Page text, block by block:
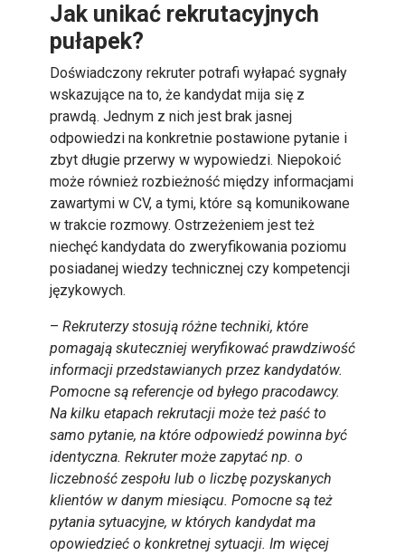
Jak unikać rekrutacyjnych
pułapek?
Doświadczony rekruter potrafi wyłapać sygnały
wskazujące na to, że kandydat mija się z
prawdą. Jednym z nich jest brak jasnej
odpowiedzi na konkretnie postawione pytanie i
zbyt długie przerwy w wypowiedzi. Niepokoić
może również rozbieżność między informacjami
zawartymi w CV, a tymi, które są komunikowane
w trakcie rozmowy. Ostrzeżeniem jest też
niechęć kandydata do zweryfikowania poziomu
posiadanej wiedzy technicznej czy kompetencji
językowych.
– Rekruterzy stosują różne techniki, które
pomagają skuteczniej weryfikować prawdziwość
informacji przedstawianych przez kandydatów.
Pomocne są referencje od byłego pracodawcy.
Na kilku etapach rekrutacji może też paść to
samo pytanie, na które odpowiedź powinna być
identyczna. Rekruter może zapytać np. o
liczebność zespołu lub o liczbę pozyskanych
klientów w danym miesiącu. Pomocne są też
pytania sytuacyjne, w których kandydat ma
opowiedzieć o konkretnej sytuacji. Im więcej